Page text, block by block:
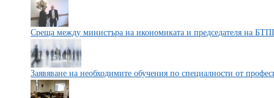
Среща между министъра на икономиката и председателя на
Заявяване на необходимите обучения по специалности от